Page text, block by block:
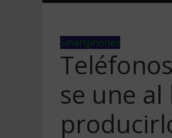
Smartphones
se une